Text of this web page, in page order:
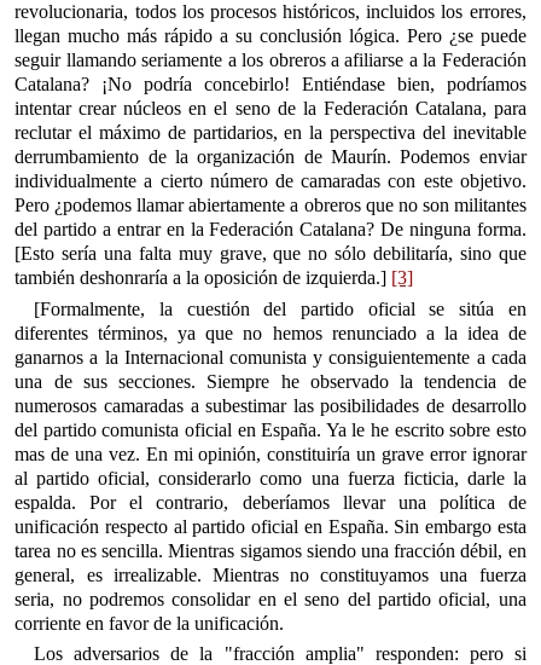
revolucionaria, todos los procesos históricos, incluidos los errores,
llegan mucho más rápido a su conclusión lógica. Pero ¿se puede
seguir llamando seriamente a los obreros a afiliarse a la Federación
Catalana? ¡No podría concebirlo! Entiéndase bien, podríamos
intentar crear núcleos en el seno de la Federación Catalana, para
reclutar el máximo de partidarios, en la perspectiva del inevitable
derrumbamiento de la organización de Maurín. Podemos enviar
individualmente a cierto número de camaradas con este objetivo.
Pero ¿podemos llamar abiertamente a obreros que no son militantes
del partido a entrar en la Federación Catalana? De ninguna forma.
[Esto sería una falta muy grave, que no sólo debilitaría, sino que
también deshonraría a la oposición de izquierda.] [3]
[Formalmente, la cuestión del partido oficial se sitúa en
diferentes términos, ya que no hemos renunciado a la idea de
ganarnos a la Internacional comunista y consiguientemente a cada
una de sus secciones. Siempre he observado la tendencia de
numerosos camaradas a subestimar las posibilidades de desarrollo
del partido comunista oficial en España. Ya le he escrito sobre esto
mas de una vez. En mi opinión, constituiría un grave error ignorar
al partido oficial, considerarlo como una fuerza ficticia, darle la
espalda. Por el contrario, deberíamos llevar una política de
unificación respecto al partido oficial en España. Sin embargo esta
tarea no es sencilla. Mientras sigamos siendo una fracción débil, en
general, es irrealizable. Mientras no constituyamos una fuerza
seria, no podremos consolidar en el seno del partido oficial, una
corriente en favor de la unificación.
Los adversarios de la "fracción amplia" responden: pero si